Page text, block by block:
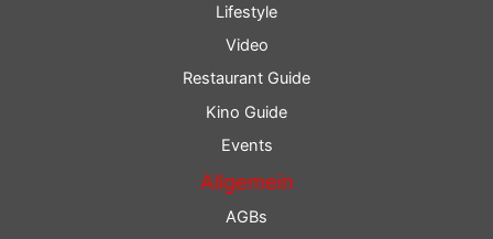
Lifestyle
Video
Restaurant Guide
Kino Guide
Events
Allgemein
AGBs